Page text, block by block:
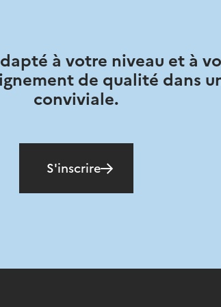
à votre niveau et à
de qualité dans
conviviale.
S'inscrire